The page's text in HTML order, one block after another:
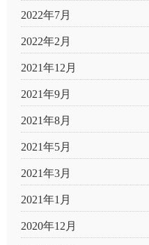
2022年7月
2022年2月
2021年12月
2021年9月
2021年8月
2021年5月
2021年3月
2021年1月
2020年12月